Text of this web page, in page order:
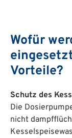
Wofür
Vorteile?
Schutz des
Die
nicht